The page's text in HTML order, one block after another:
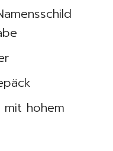
mit hohem